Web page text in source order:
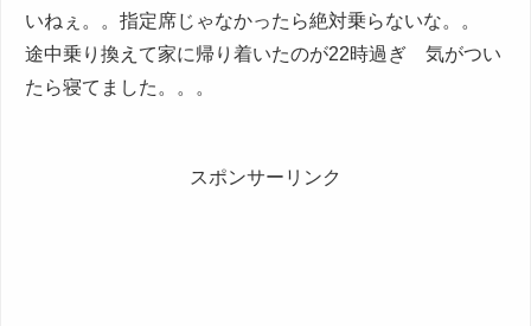
いねぇ。。指定席じゃなかったら絶対乗らないな。。
途中乗り換えて家に帰り着いたのが22時過ぎ 気がつい
たら寝てました。。。
スポンサーリンク